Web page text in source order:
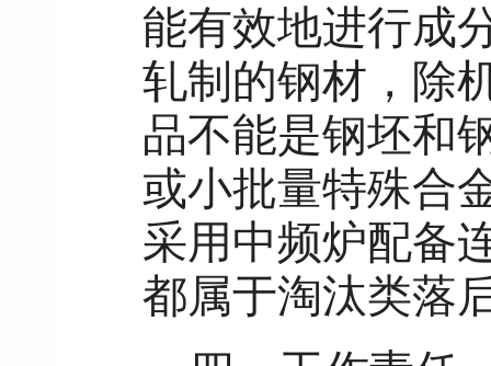
能有效地进行成
轧制的钢材，除
品不能是钢坯和
或小批量特殊合
采用中频炉配备
都属于淘汰类落